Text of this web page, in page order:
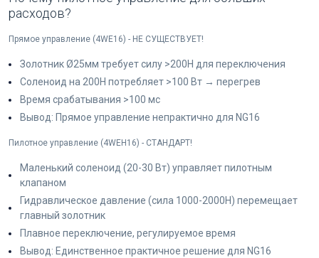
расходов?
Прямое управление (4WE16) - НЕ СУЩЕСТВУЕТ!
Золотник Ø25мм требует силу >200Н для переключения
Соленоид на 200Н потребляет >100 Вт → перегрев
Время срабатывания >100 мс
Вывод: Прямое управление непрактично для NG16
Пилотное управление (4WEH16) - СТАНДАРТ!
Маленький соленоид (20-30 Вт) управляет пилотным
клапаном
Гидравлическое давление (сила 1000-2000Н) перемещает
главный золотник
Плавное переключение, регулируемое время
Вывод: Единственное практичное решение для NG16